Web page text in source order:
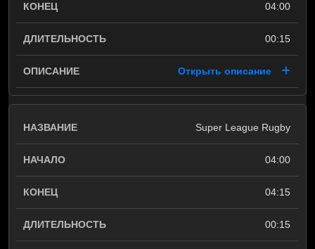
04:00
00:15
Открыть описание
Super League Rugby
04:00
04:15
00:15